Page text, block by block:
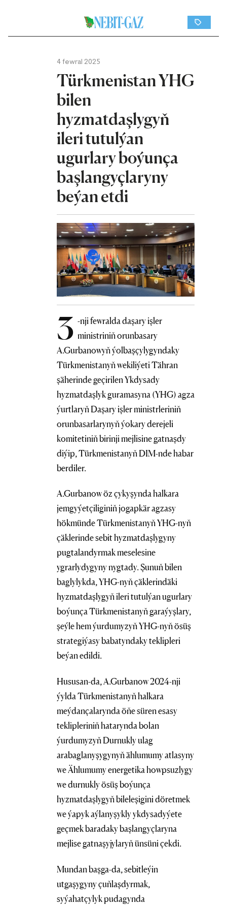
4 fewral 2025
Türkmenistan YHG
bilen
hyzmatdaşlygyň
ileri tutulýan
ugurlary boýunça
başlangyçlaryny
beýan etdi
3 -nji fewralda daşary işler
ministriniň orunbasary
A.Gurbanowyň ýolbaşçylygyndaky
Türkmenistanyň wekiliýeti Tähran
şäherinde geçirilen Ykdysady
hyzmatdaşlyk guramasyna (YHG) agza
ýurtlaryň Daşary işler ministrleriniň
orunbasarlarynyň ýokary derejeli
komitetiniň birinji mejlisine gatnaşdy
diýip, Türkmenistanyň DIM-nde habar
berdiler.
A.Gurbanow öz çykyşynda halkara
jemgyýetçiliginiň jogapkär agzasy
hökmünde Türkmenistanyň YHG-nyň
çäklerinde sebit hyzmatdaşlygyny
pugtalandyrmak meselesine
ygrarlydygyny nygtady. Şunuň bilen
baglylykda, YHG-nyň çäklerindäki
hyzmatdaşlygyň ileri tutulýan ugurlary
boýunça Türkmenistanyň garaýyşlary,
şeýle hem ýurdumyzyň YHG-nyň ösüş
strategiýasy babatyndaky teklipleri
beýan edildi.
Hususan-da, A.Gurbanow 2024-nji
ýylda Türkmenistanyň halkara
meýdançalarynda öňe süren esasy
teklipleriniň hatarynda bolan
ýurdumyzyň Durnukly ulag
arabaglanyşygynyň ählumumy atlasyny
we Ählumumy energetika howpsuzlygy
we durnukly ösüş boýunça
hyzmatdaşlygyň bileleşigini döretmek
we ýapyk aýlanyşykly ykdysadyýete
geçmek baradaky başlangyçlaryna
mejlise gatnaşyjylaryň ünsüni çekdi.
Mundan başga-da, sebitleýin
utgaşygyny çuňlaşdyrmak,
syýahatçylyk pudagynda